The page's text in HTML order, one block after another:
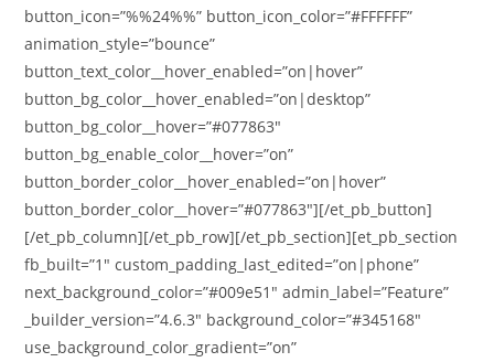
button_icon=”%%24%%” button_icon_color=”#FFFFFF”
animation_style=”bounce”
button_text_color__hover_enabled=”on|hover”
button_bg_color__hover_enabled=”on|desktop”
button_bg_color__hover=”#077863″
button_bg_enable_color__hover=”on”
button_border_color__hover_enabled=”on|hover”
button_border_color__hover=”#077863″][/et_pb_button]
[/et_pb_column][/et_pb_row][/et_pb_section][et_pb_section
fb_built=”1″ custom_padding_last_edited=”on|phone”
next_background_color=”#009e51″ admin_label=”Feature”
_builder_version=”4.6.3″ background_color=”#345168″
use_background_color_gradient=”on”